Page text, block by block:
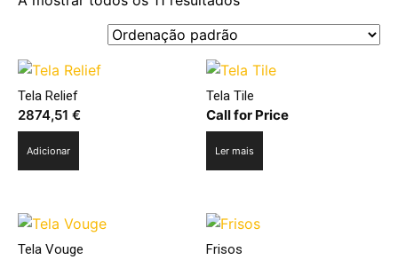
Tela Relief
2874,51 €
Adicionar
Tela Tile
Call for Price
Ler mais
Tela Vouge Frisos